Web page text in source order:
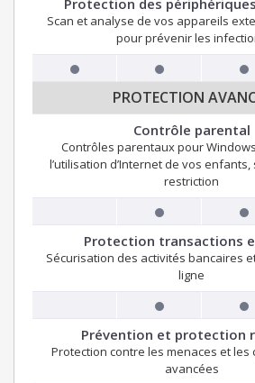
Protection des
Scan et analyse de vos appareils
pour prévenir les
PROTECTION
Contrôle parental
Contrôles parentaux pour
l’utilisation d’Internet de vos
restriction
Protection transactions
Sécurisation des activités bancaires
ligne
Prévention et protection
Protection contre les menaces et les
avancées